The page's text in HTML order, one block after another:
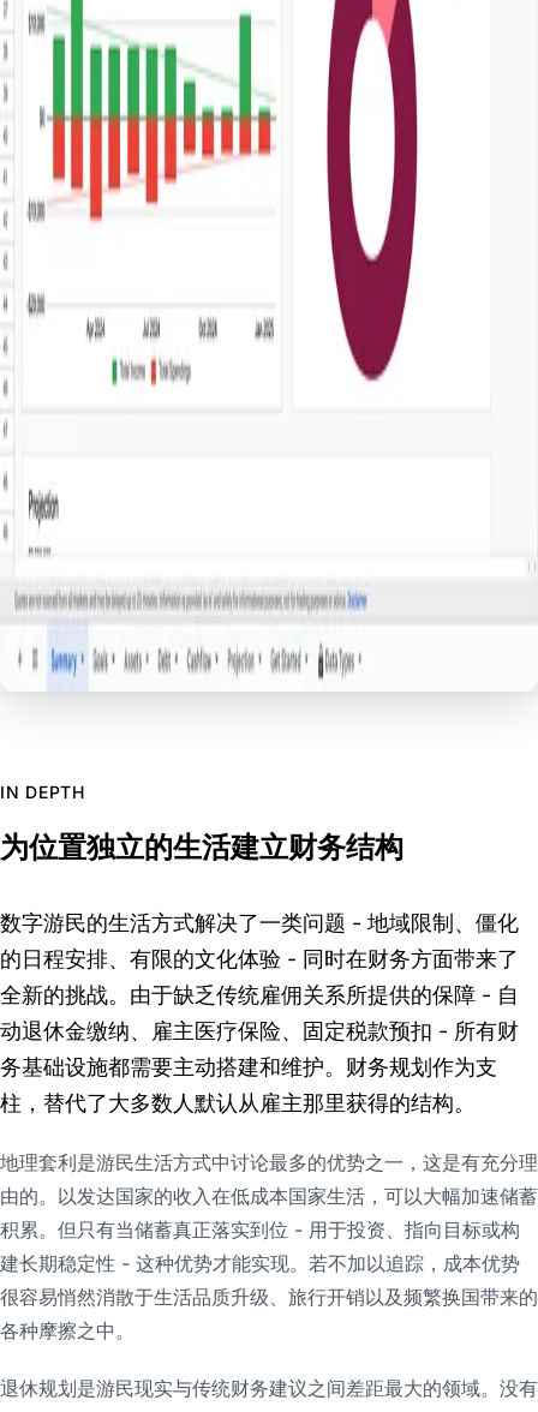
IN DEPTH
为位置独立的生活建立财务结构
数字游民的生活方式解决了一类问题 - 地域限制、僵化
的日程安排、有限的文化体验 - 同时在财务方面带来了
全新的挑战。由于缺乏传统雇佣关系所提供的保障 - 自
动退休金缴纳、雇主医疗保险、固定税款预扣 - 所有财
务基础设施都需要主动搭建和维护。财务规划作为支
柱，替代了大多数人默认从雇主那里获得的结构。
地理套利是游民生活方式中讨论最多的优势之一，这是有充分理
由的。以发达国家的收入在低成本国家生活，可以大幅加速储蓄
积累。但只有当储蓄真正落实到位 - 用于投资、指向目标或构
建长期稳定性 - 这种优势才能实现。若不加以追踪，成本优势
很容易悄然消散于生活品质升级、旅行开销以及频繁换国带来的
各种摩擦之中。
退休规划是游民现实与传统财务建议之间差距最大的领域。没有